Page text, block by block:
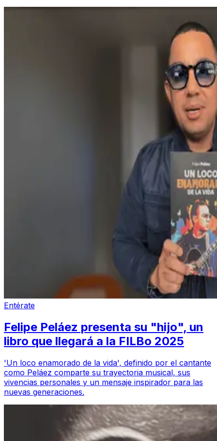
Entérate
Felipe Peláez presenta su "hijo", un
libro que llegará a la FILBo 2025
'Un loco enamorado de la vida', definido por el cantante
como Peláez comparte su trayectoria musical, sus
vivencias personales y un mensaje inspirador para las
nuevas generaciones.